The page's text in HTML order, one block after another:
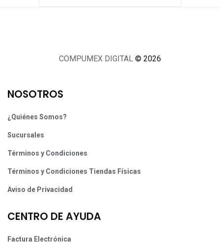
COMPUMEX DIGITAL © 2026
NOSOTROS
¿Quiénes Somos?
Sucursales
Términos y Condiciones
Términos y Condiciones Tiendas Físicas
Aviso de Privacidad
CENTRO DE AYUDA
Factura Electrónica